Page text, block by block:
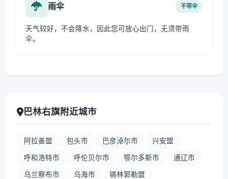
雨伞 不带伞
天气较好，不会降水，因此您可放心出门，无须带雨
伞。
巴林右旗附近城市
阿拉善盟 包头市 巴彦淖尔市 兴安盟
呼和浩特市 呼伦贝尔市 鄂尔多斯市 通辽市
乌兰察布市 乌海市 锡林郭勒盟